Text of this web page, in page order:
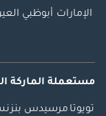
الإمارات أبوظبي
مستعملة الماركة
تويوتا مرسيدس بنز